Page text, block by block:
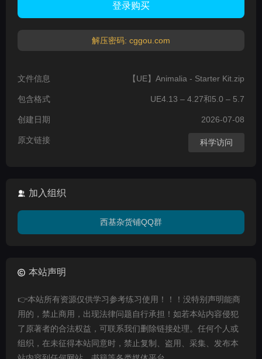
登录购买
解压密码: cggou.com
文件信息 【UE】Animalia - Starter Kit.zip
包含格式 UE4.13 – 4.27和5.0 – 5.7
创建日期 2026-07-08
原文链接 科学访问
加入组织
西基杂货铺QQ群
本站声明
👉本站所有资源仅供学习参考练习使用！！！没特别声明能商
用的，禁止商用，出现法律问题自行承担！如若本站内容侵犯
了原著者的合法权益，可联系我们删除链接处理。任何个人或
组织，在未征得本站同意时，禁止复制、盗用、采集、发布本